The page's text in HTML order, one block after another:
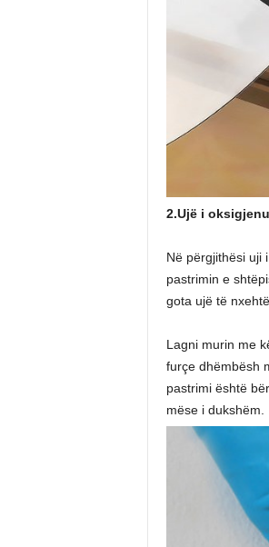
2.Ujë i
Në përgjithësi uji
pastrimin e
gota ujë të
Lagni murin me
furçe dhëmbësh
pastrimi është
mëse i dukshëm.